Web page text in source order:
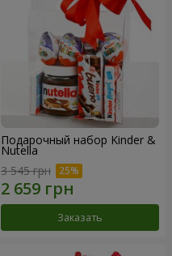
Подарочный набор Kinder &
Nutella
3 545 грн
Заказать